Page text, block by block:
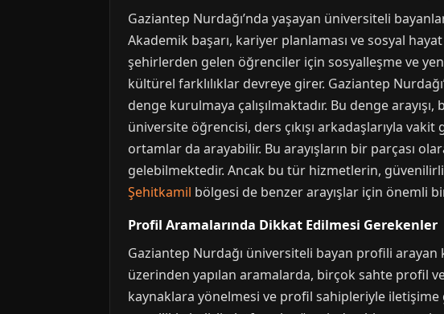
Gaziantep Nurdağı’nda yaşayan üniversiteli
Akademik başarı, kariyer planlaması ve sosyal
şehirlerden gelen öğrenciler için sosyalleşme ve
kültürel farklılıklar devreye girer. Gaziantep
denge kurulmaya çalışılmaktadır. Bu denge
üniversite öğrencisi, ders çıkışı arkadaşlarıyla
ortamlar da arayabilir. Bu arayışların bir parçası
gelebilmektedir. Ancak bu tür hizmetlerin,
Şehitkamil bölgesi de benzer arayışlar için önemli
Profil Aramalarında Dikkat Edilmesi Gerekenler
Gaziantep Nurdağı üniversiteli bayan profili
üzerinden yapılan aramalarda, birçok sahte profil
kaynaklara yönelmesi ve profil sahipleriyle